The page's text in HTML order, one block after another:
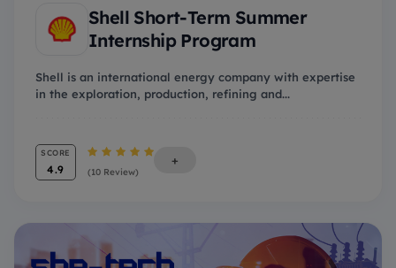
Shell Short-Term Summer
Internship Program
Shell is an international energy company with expertise
in the exploration, production, refining and...
SCORE
4.9 (10 Review)
+